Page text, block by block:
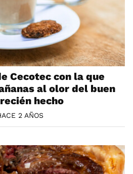
Cecotec con la que
al olor del buen
hecho
2 AÑOS